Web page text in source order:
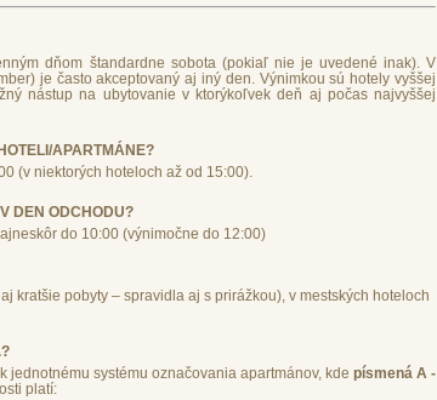
dňom štandardne sobota (pokiaľ nie je uvedené inak). V
je často akceptovaný aj iný den. Výnimkou sú hotely vyššej
nástup na ubytovanie v ktorýkoľvek deň aj počas najvyššej
APARTMÁNE?
(v niektorých hoteloch až od 15:00).
DEN ODCHODU?
do 10:00 (výnimočne do 12:00)
kratšie pobyty – spravidla aj s prirážkou), v mestských hoteloch
systému označovania apartmánov, kde písmená A -
platí: